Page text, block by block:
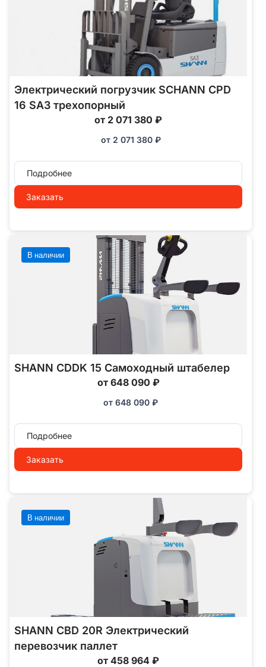
Электрический погрузчик SCHANN CPD
16 SA3 трехопорный
от 2 071 380 ₽
от 2 071 380 ₽
Подробнее
Заказать
В наличии
SHANN CDDK 15 Самоходный штабелер
от 648 090 ₽
от 648 090 ₽
Подробнее
Заказать
В наличии
SHANN CBD 20R Электрический
перевозчик паллет
от 458 964 ₽